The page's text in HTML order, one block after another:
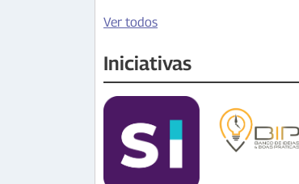
Ver todos
Iniciativas